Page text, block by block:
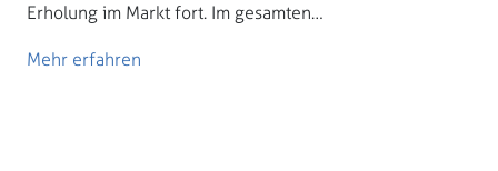
Erholung im Markt fort. Im gesamten…
Mehr erfahren